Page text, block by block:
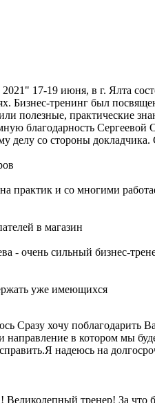
17-19 июня, в г. Ялта
Бизнес-тренинг был
полезные, практические
благодарность Сергеевой
делу со стороны
и со многими
в магазин
- очень сильный бизнес-
уже имеющихся
Сразу хочу поблагодарить
в котором мы
надеюсь на
тренер! За